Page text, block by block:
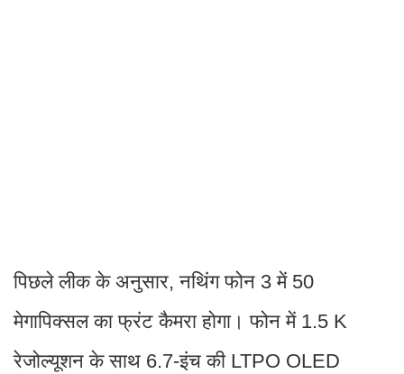
पिछले लीक के अनुसार, नथिंग फोन 3 में 50
मेगापिक्सल का फ्रंट कैमरा होगा। फोन में 1.5 K
रेजोल्यूशन के साथ 6.7-इंच की LTPO OLED